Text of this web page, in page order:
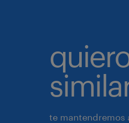
te mantendremos